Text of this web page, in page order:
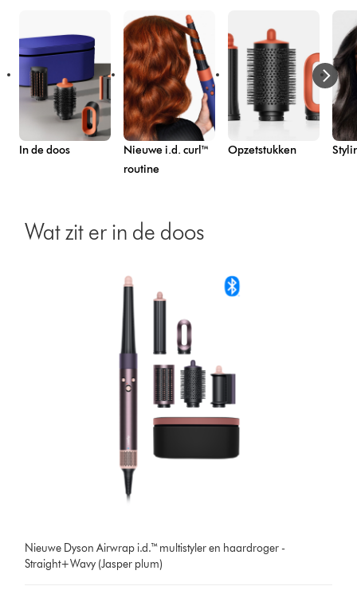
In de doos
Nieuwe i.d. curl™
routine
Opzetstukken
Wat zit er in de doos
Nieuwe Dyson Airwrap i.d.™ multistyler en haardroger -
Straight+Wavy (Jasper plum)